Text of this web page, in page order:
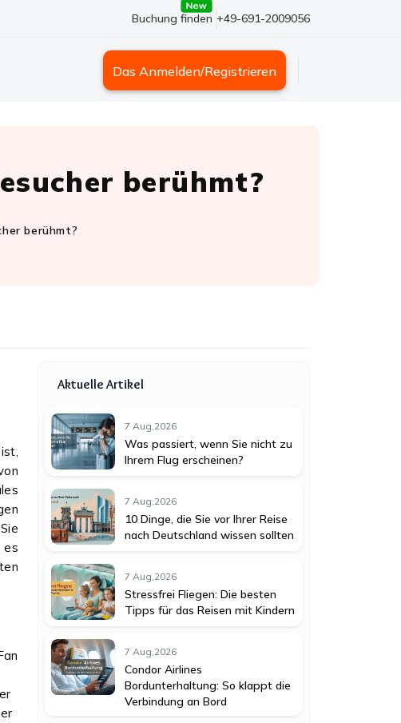
Buchung finden +49-691-2009056
Das Anmelden/Registrieren
berühmt?
berühmt?
es
Aktuelle Artikel
7 Aug,2026
Was passiert, wenn Sie nicht zu
Ihrem Flug erscheinen?
7 Aug,2026
10 Dinge, die Sie vor Ihrer Reise
nach Deutschland wissen sollten
7 Aug,2026
Stressfrei Fliegen: Die besten
Tipps für das Reisen mit Kindern
7 Aug,2026
Condor Airlines
Bordunterhaltung: So klappt die
Verbindung an Bord